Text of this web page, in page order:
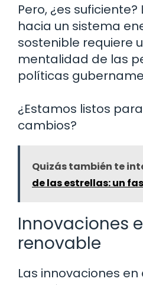
Pero, ¿es
hacia un sistema
sostenible requiere
mentalidad de las
políticas
¿Estamos listos
cambios?
Quizás también te
de las estrellas: un
Innovaciones
renovable
Las innovaciones